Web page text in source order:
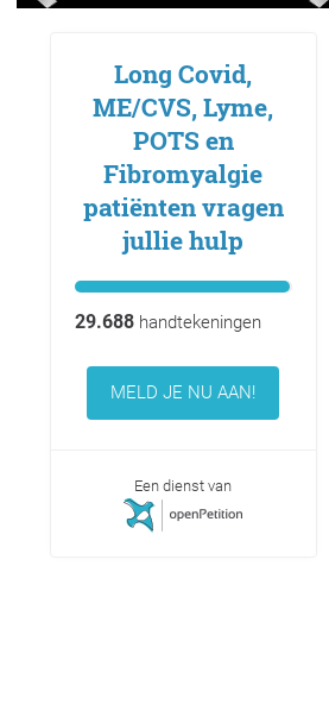
Long Covid,
ME/CVS, Lyme,
POTS en
Fibromyalgie
patiënten vragen
jullie hulp
29.688handtekeningen
MELD JE NU AAN!
Een dienst van